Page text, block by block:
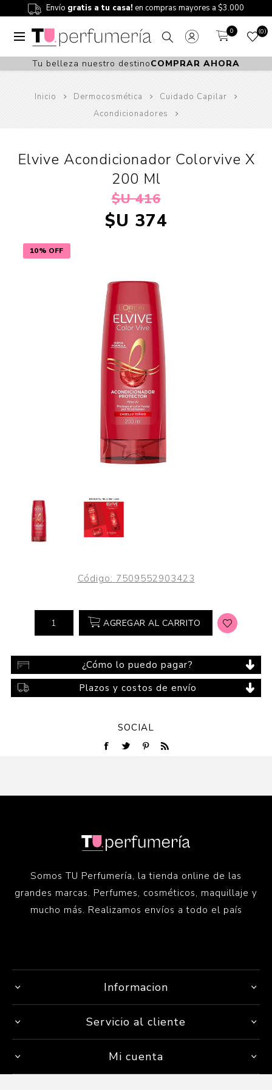
Envío gratis a tu casa! en compras mayores a $3.000
0 0
Tu belleza nuestro destinoCOMPRAR AHORA
Inicio Dermocosmética
Cuidado Capilar
Acondicionadores
10% OFF
Elvive Acondicionador Colorvive X
200 Ml
$U 416
$U 374
Código: 7509552903423
AGREGAR AL CARRITO
¿Cómo lo puedo pagar?
Plazos y costos de envío
SOCIAL
Somos TU Perfumería, la tienda online de las
grandes marcas. Perfumes, cosméticos, maquillaje y
mucho más. Realizamos envíos a todo el país
Informacion
Servicio al cliente
Mi cuenta